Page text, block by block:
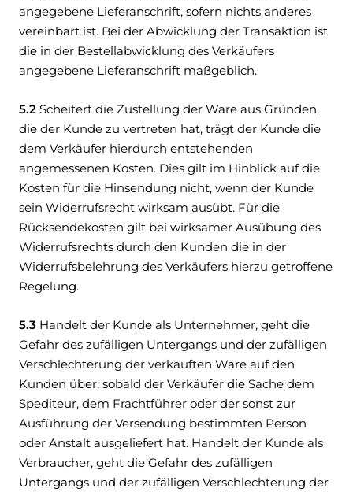
angegebene Lieferanschrift, sofern nichts anderes
vereinbart ist. Bei der Abwicklung der Transaktion ist
die in der Bestellabwicklung des Verkäufers
angegebene Lieferanschrift maßgeblich.
5.2 Scheitert die Zustellung der Ware aus Gründen,
die der Kunde zu vertreten hat, trägt der Kunde die
dem Verkäufer hierdurch entstehenden
angemessenen Kosten. Dies gilt im Hinblick auf die
Kosten für die Hinsendung nicht, wenn der Kunde
sein Widerrufsrecht wirksam ausübt. Für die
Rücksendekosten gilt bei wirksamer Ausübung des
Widerrufsrechts durch den Kunden die in der
Widerrufsbelehrung des Verkäufers hierzu getroffene
Regelung.
5.3 Handelt der Kunde als Unternehmer, geht die
Gefahr des zufälligen Untergangs und der zufälligen
Verschlechterung der verkauften Ware auf den
Kunden über, sobald der Verkäufer die Sache dem
Spediteur, dem Frachtführer oder der sonst zur
Ausführung der Versendung bestimmten Person
oder Anstalt ausgeliefert hat. Handelt der Kunde als
Verbraucher, geht die Gefahr des zufälligen
Untergangs und der zufälligen Verschlechterung der